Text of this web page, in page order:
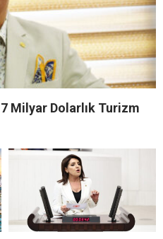
Milyar Dolarlık Turizm